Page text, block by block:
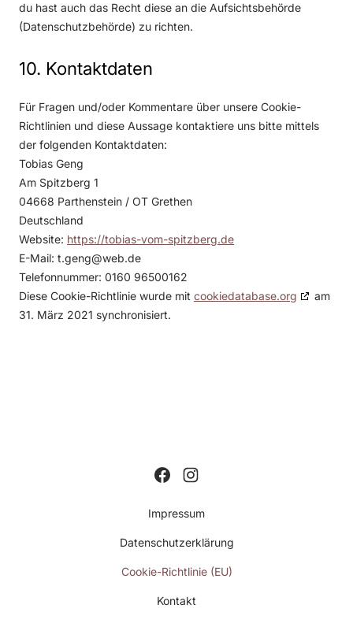
du hast auch das Recht diese an die Aufsichtsbehörde
(Datenschutzbehörde) zu richten.
10. Kontaktdaten
Für Fragen und/oder Kommentare über unsere Cookie-
Richtlinien und diese Aussage kontaktiere uns bitte mittels
der folgenden Kontaktdaten:
Tobias Geng
Am Spitzberg 1
04668 Parthenstein / OT Grethen
Deutschland
Website: https://tobias-vom-spitzberg.de
E-Mail: t.geng@web.de
Telefonnummer: 0160 96500162
Diese Cookie-Richtlinie wurde mit cookiedatabase.org
am
31. März 2021 synchronisiert.
Impressum
Datenschutzerklärung
Cookie-Richtlinie (EU)
Kontakt